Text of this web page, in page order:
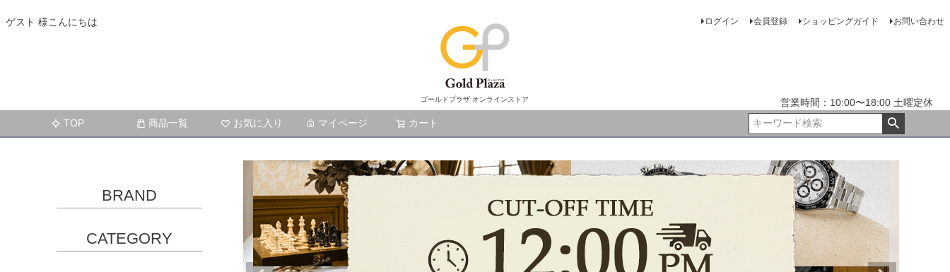
ゲスト 様こんにちは
ゴールドプラザ オンラインストア
ログイン 会員登録 ショッピングガイド お問い合わせ
営業時間：10:00〜18:00 土曜定休
TOP
商品一覧 お気に入り マイページ カート
BRAND
CATEGORY